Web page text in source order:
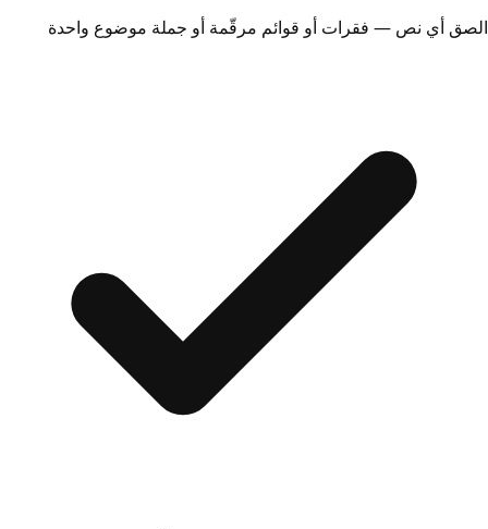
الصق أي نص — فقرات أو قوائم مرقّمة أو جملة موضوع واحدة